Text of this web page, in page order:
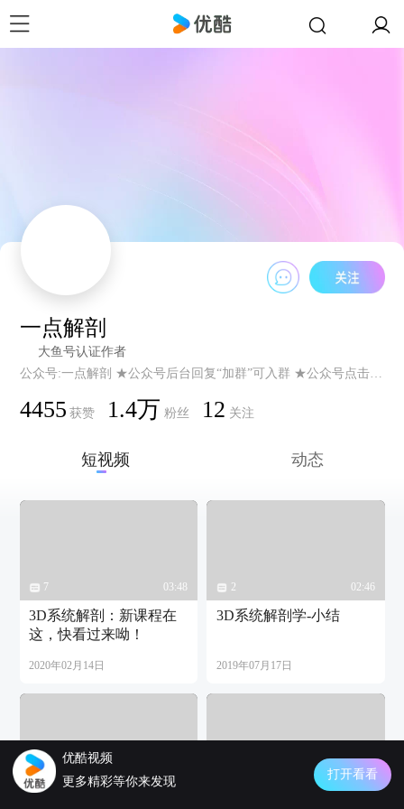
一点解剖
大鱼号认证作者
公众号:一点解剖 ★公众号后台回复“加群”可入群 ★公众号点击课程学习可进入新平台学习课程
4455 获赞 1.4万 粉丝 12 关注
短视频 动态
7 03:48
3D系统解剖：新课程在
这，快看过来呦！
2020年02月14日
2 02:46
3D系统解剖学-小结
2019年07月17日
1 05:02 06:26
优酷视频
更多精彩等你来发现
打开看看